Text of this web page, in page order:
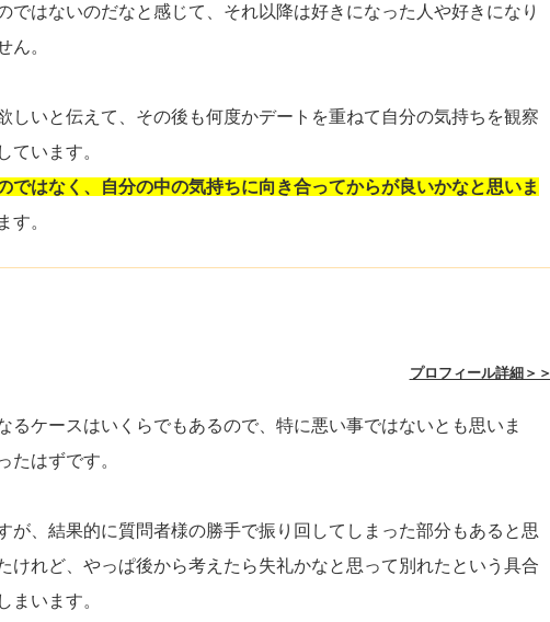
ではないのだなと感じて、それ以降は好きになった人や好きになり
ん。
いと伝えて、その後も何度かデートを重ねて自分の気持ちを観察
ています。
はなく、自分の中の気持ちに向き合ってからが良いかなと思いま
す。
プロフィール詳細＞＞
ケースはいくらでもあるので、特に悪い事ではないとも思いま
たはずです。
が、結果的に質問者様の勝手で振り回してしまった部分もあると思
けれど、やっぱ後から考えたら失礼かなと思って別れたという具合
まいます。